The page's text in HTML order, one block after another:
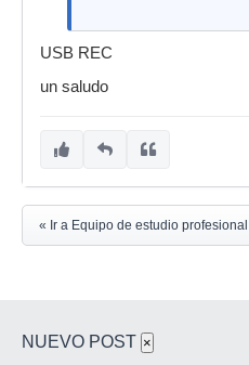
USB REC
un saludo
« Ir a Equipo de estudio profesional
NUEVO POST ×